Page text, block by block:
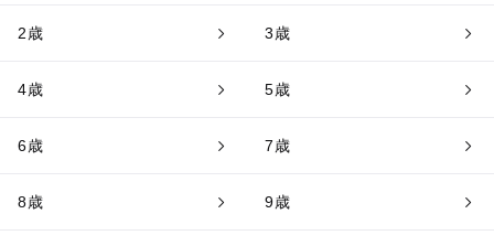
2歳 3歳
4歳 5歳
6歳 7歳
8歳 9歳